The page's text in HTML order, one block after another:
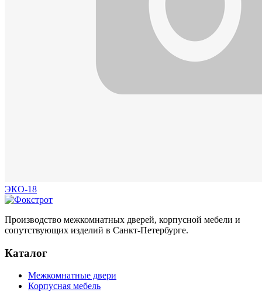
ЭКО-18
Производство межкомнатных дверей, корпусной мебели и
сопутствующих изделий в Санкт-Петербурге.
Каталог
Межкомнатные двери
Корпусная мебель